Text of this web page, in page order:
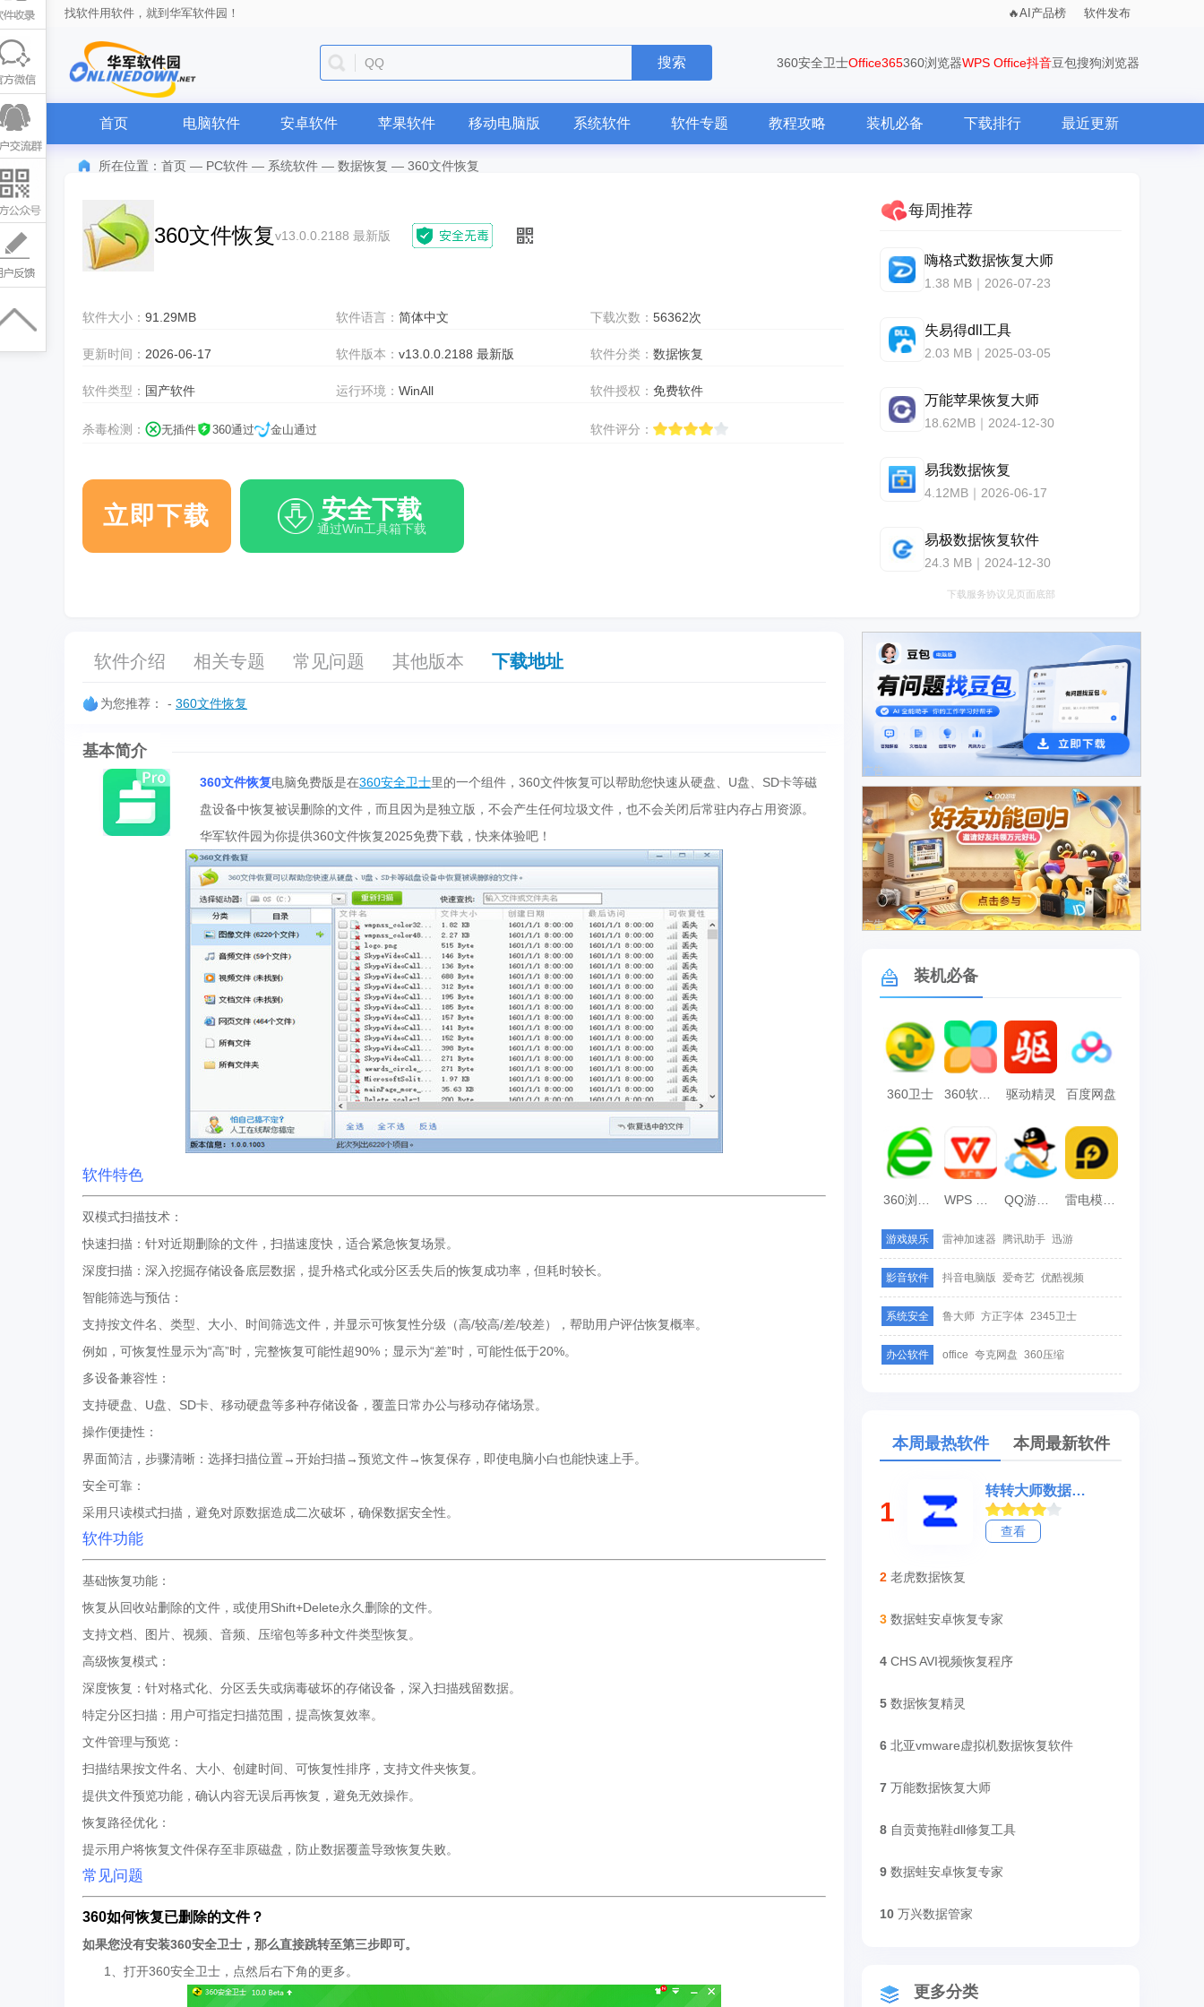
找软件用软件，就到华军软件园！ AI产品榜 软件发布
QQ 搜索 360安全卫士Office365360浏览器WPS Office抖音豆包搜狗浏览器
首页 电脑软件 安卓软件 苹果软件 移动电脑版 系统软件 软件专题 教程攻略 装机必备 下载排行 最近更新
所在位置： 首页 — PC软件 — 系统软件 — 数据恢复 — 360文件恢复
360文件恢复v13.0.0.2188 最新版
软件大小： 91.29MB 软件语言：简体中文 下载次数： 56362次
更新时间： 2026-06-17 软件版本：v13.0.0.2188 最新版 软件分类： 数据恢复
软件类型： 国产软件 运行环境：WinAll 软件授权： 免费软件
杀毒检测： 无插件 360通过 金山通过 软件评分：
立即下载 安全下载
通过Win工具箱下载
每周推荐
嗨格式数据恢复大师
1.38 MB｜2026-07-23
失易得dll工具
2.03 MB｜2025-03-05
万能苹果恢复大师
18.62MB｜2024-12-30
易我数据恢复
4.12MB｜2026-06-17
易极数据恢复软件
24.3 MB｜2024-12-30
下载服务协议见页面底部
软件介绍 相关专题 常见问题 其他版本 下载地址
为您推荐： - 360文件恢复
基本简介
360文件恢复电脑免费版是在360安全卫士里的一个组件，360文件恢复可以帮助您快速从硬盘、U盘、SD卡等磁
盘设备中恢复被误删除的文件，而且因为是独立版，不会产生任何垃圾文件，也不会关闭后常驻内存占用资源。
华军软件园为你提供360文件恢复2025免费下载，快来体验吧！
软件特色
双模式扫描技术：
快速扫描：针对近期删除的文件，扫描速度快，适合紧急恢复场景。
深度扫描：深入挖掘存储设备底层数据，提升格式化或分区丢失后的恢复成功率，但耗时较长。
智能筛选与预估：
支持按文件名、类型、大小、时间筛选文件，并显示可恢复性分级（高/较高/差/较差），帮助用户评估恢复概率。
例如，可恢复性显示为“高”时，完整恢复可能性超90%；显示为“差”时，可能性低于20%。
多设备兼容性：
支持硬盘、U盘、SD卡、移动硬盘等多种存储设备，覆盖日常办公与移动存储场景。
操作便捷性：
界面简洁，步骤清晰：选择扫描位置→开始扫描→预览文件→恢复保存，即使电脑小白也能快速上手。
安全可靠：
采用只读模式扫描，避免对原数据造成二次破坏，确保数据安全性。
软件功能
基础恢复功能：
恢复从回收站删除的文件，或使用Shift+Delete永久删除的文件。
支持文档、图片、视频、音频、压缩包等多种文件类型恢复。
高级恢复模式：
深度恢复：针对格式化、分区丢失或病毒破坏的存储设备，深入扫描残留数据。
特定分区扫描：用户可指定扫描范围，提高恢复效率。
文件管理与预览：
扫描结果按文件名、大小、创建时间、可恢复性排序，支持文件夹恢复。
提供文件预览功能，确认内容无误后再恢复，避免无效操作。
恢复路径优化：
提示用户将恢复文件保存至非原磁盘，防止数据覆盖导致恢复失败。
常见问题
360如何恢复已删除的文件？
如果您没有安装360安全卫士，那么直接跳转至第三步即可。
1、打开360安全卫士，点然后右下角的更多。
广告
广告
装机必备
360卫士 360软件管家 驱动精灵 百度网盘
雷电模拟器
游戏娱乐 雷神加速器 腾讯助手 迅游
影音软件 抖音电脑版 爱奇艺 优酷视频
系统安全 鲁大师 方正字体 2345卫士
办公软件 office 夸克网盘 360压缩
本周最热软件 本周最新软件
1
转转大师数据修复软件
查看
2 老虎数据恢复
3 数据蛙安卓恢复专家
4 CHS AVI视频恢复程序
5 数据恢复精灵
6 北亚vmware虚拟机数据恢复软件
7 万能数据恢复大师
8 自贡黄拖鞋dll修复工具
9 数据蛙安卓恢复专家
10 万兴数据管家
更多分类